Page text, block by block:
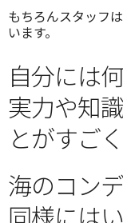
もちろんスタッフ
います。
自分には
実力や知
とがすご
海のコン